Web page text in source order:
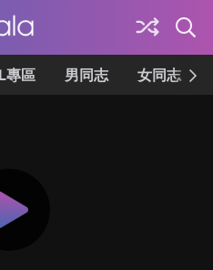
專區 男同志 女同志